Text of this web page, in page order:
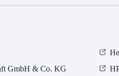
GmbH & Co. KG